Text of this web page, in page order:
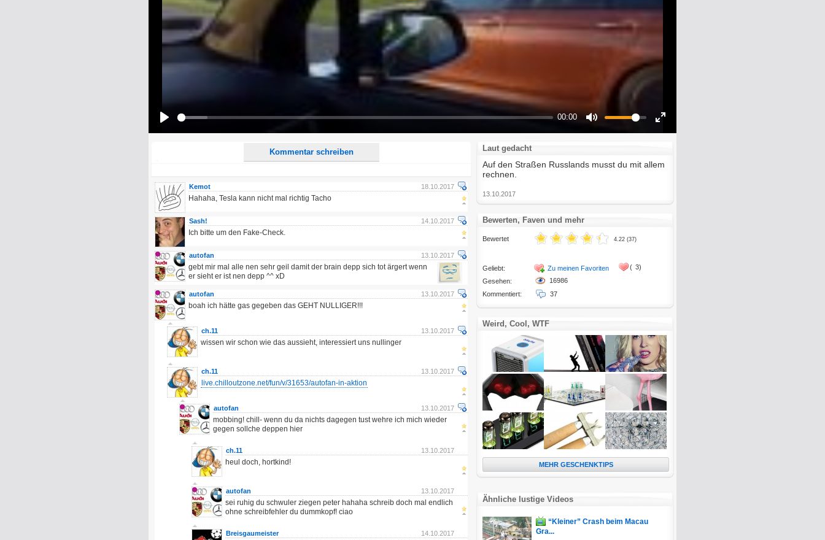
00:00
Kommentar schreiben
E-Mail-Adresse (optional):
Alle HTML-Tags außer <br>, <strike> und <i> werden aus Deinem Kommentar entfernt.
URLs werden automatisch umgewandelt. Bitte verwende "www." oder "http://" in URLs
Ich möchte eine E-Mail, wenn auf dieser Seite weitere Kommentare erscheinen.
18.10.2017
Kemot
Hahaha, Tesla kann nicht mal richtig Tacho
14.10.2017
Sash!
Ich bitte um den Fake-Check.
13.10.2017
autofan
gebt mir mal alle nen sehr geil damit der brain depp sich tot ärgert wenn
er sieht er ist nen depp ^^ xD
13.10.2017
autofan
boah ich hätte gas gegeben das GEHT NULLIGER!!!
13.10.2017
ch.11
wissen wir schon wie das aussieht, interessiert uns nullinger
13.10.2017
ch.11
live.chilloutzone.net/fun/v/31653/autofan-in-aktion
13.10.2017
autofan
mobbing! chill- wenn du da nichts dagegen tust wehre ich mich wieder
gegen sollche deppen hier
13.10.2017
ch.11
heul doch, hortkind!
13.10.2017
autofan
sei ruhig du schwuler ziegen peter hahaha schreib doch mal endlich
ohne schreibfehler du dummkopf! ciao
14.10.2017
Breisgaumeister
Laut gedacht
Auf den Straßen Russlands musst du mit allem
rechnen.
13.10.2017
Bewerten, Faven und mehr
Bewertet
Geliebt:
Gesehen:
Kommentiert:
4.22 (37)
Zu meinen Favoriten
16986
37
( 3)
Weird, Cool, WTF
MEHR GESCHENKTIPS
Ähnliche lustige Videos
“Kleiner” Crash beim Macau
Gra...